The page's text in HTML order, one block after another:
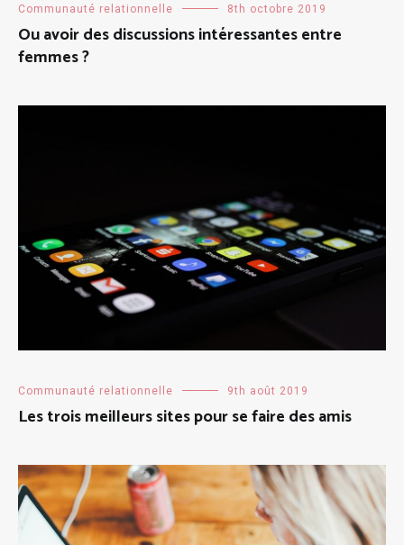
Communauté relationnelle 8th octobre 2019
Ou avoir des discussions intéressantes entre
femmes ?
Communauté relationnelle 9th août 2019
Les trois meilleurs sites pour se faire des amis